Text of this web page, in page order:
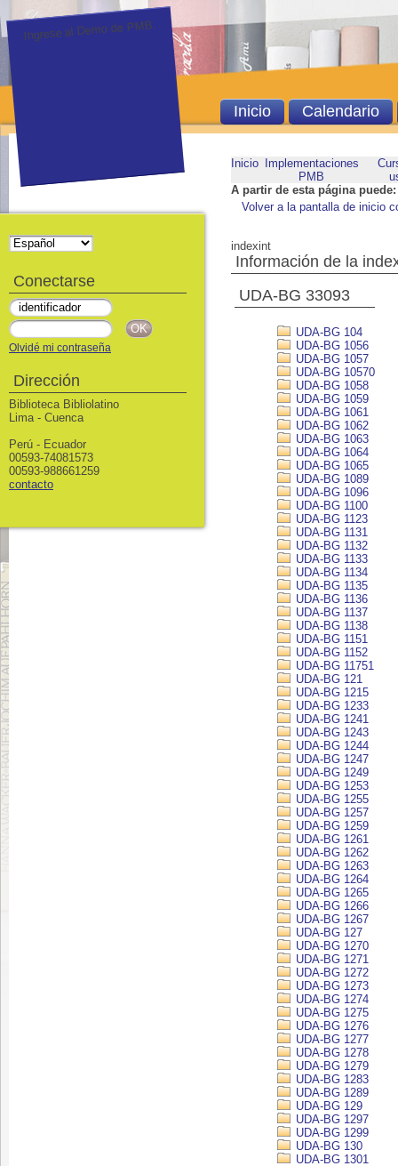
Inicio
Implementaciones
PMB
A partir de esta página puede:
Volver a la pantalla de inicio
indexint
Información de la
UDA-BG 33093
UDA-BG 104
UDA-BG 1056
UDA-BG 1057
UDA-BG 10570
UDA-BG 1058
UDA-BG 1059
UDA-BG 1061
UDA-BG 1062
UDA-BG 1063
UDA-BG 1064
UDA-BG 1065
UDA-BG 1089
UDA-BG 1096
UDA-BG 1100
UDA-BG 1123
UDA-BG 1131
UDA-BG 1132
UDA-BG 1133
UDA-BG 1134
UDA-BG 1135
UDA-BG 1136
UDA-BG 1137
UDA-BG 1138
UDA-BG 1151
UDA-BG 1152
UDA-BG 11751
UDA-BG 121
UDA-BG 1215
UDA-BG 1233
UDA-BG 1241
UDA-BG 1243
UDA-BG 1244
UDA-BG 1247
UDA-BG 1249
UDA-BG 1253
UDA-BG 1255
UDA-BG 1257
UDA-BG 1259
UDA-BG 1261
UDA-BG 1262
UDA-BG 1263
UDA-BG 1264
UDA-BG 1265
UDA-BG 1266
UDA-BG 1267
UDA-BG 127
UDA-BG 1270
UDA-BG 1271
UDA-BG 1272
UDA-BG 1273
UDA-BG 1274
UDA-BG 1275
UDA-BG 1276
UDA-BG 1277
UDA-BG 1278
UDA-BG 1279
UDA-BG 1283
UDA-BG 1289
UDA-BG 129
UDA-BG 1297
UDA-BG 1299
UDA-BG 130
UDA-BG 1301
Ingrese al Demo de PMB.
Inicio Calendario
Conectarse
Olvidé mi contraseña
Dirección
Biblioteca Bibliolatino
Lima - Cuenca
Perú - Ecuador
00593-74081573
00593-988661259
contacto